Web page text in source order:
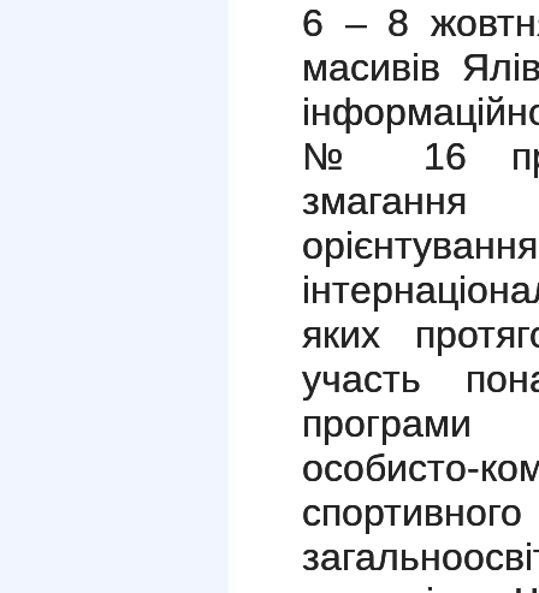
6 – 8
масивів
№ 16
яких
участь
особисто-